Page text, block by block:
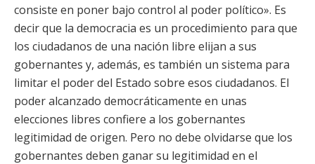
consiste en poner bajo control al poder político». Es
decir que la democracia es un procedimiento para que
los ciudadanos de una nación libre elijan a sus
gobernantes y, además, es también un sistema para
limitar el poder del Estado sobre esos ciudadanos. El
poder alcanzado democráticamente en unas
elecciones libres confiere a los gobernantes
legitimidad de origen. Pero no debe olvidarse que los
gobernantes deben ganar su legitimidad en el